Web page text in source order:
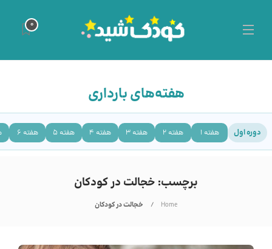
0
هفته‌های بارداری
دوره اول هفته 1 هفته 2 هفته 3 هفته 4 هفته 5 هفته 6
برچسب: خجالت در کودکان
Home خجالت در کودکان